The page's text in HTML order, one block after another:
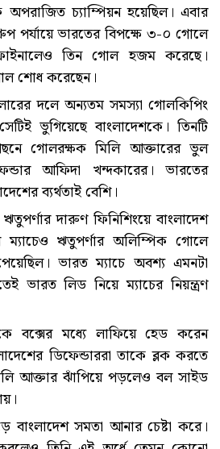
চ্যাম্পিয়ন হয়েছিল। এবার
পর্যায়ে ভারতের বিপক্ষে ৩-০ গোলে
তিন গোল হজম করেছে।
শোধ করেছেন।
দলে অন্যতম সমস্যা গোলকিপিং
ভুগিয়েছে বাংলাদেশকে। তিনটি
গোলরক্ষক মিলি আক্তারের ভুল
আফিদা খন্দকারের। ভারতের
ব্যর্থতাই বেশি।
দারুণ ফিনিশিংয়ে বাংলাদেশ
ম্যাচেও ঋতুপর্ণার অলিম্পিক গোলে
ভারত ম্যাচে অবশ্য এমনটা
ভারত লিড নিয়ে ম্যাচের নিয়ন্ত্রণ
বক্সের মধ্যে লাফিয়ে হেড করেন
ডিফেন্ডাররা তাকে ব্লক করতে
আক্তার ঝাঁপিয়ে পড়লেও বল সাইড
বাংলাদেশ সমতা আনার চেষ্টা করে।